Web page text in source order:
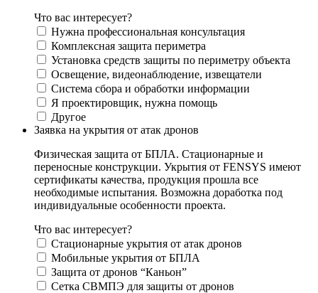
Что вас интересует?
Нужна профессиональная консультация
Комплексная защита периметра
Установка средств защиты по периметру объекта
Освещение, видеонаблюдение, извещатели
Система сбора и обработки информации
Я проектировщик, нужна помощь
Другое
Заявка на укрытия от атак дронов
Физическая защита от БПЛА. Стационарные и
переносные конструкции. Укрытия от FENSYS имеют
сертификаты качества, продукция прошла все
необходимые испытания. Возможна доработка под
индивидуальные особенности проекта.
Что вас интересует?
Стационарные укрытия от атак дронов
Мобильные укрытия от БПЛА
Защита от дронов “Каньон”
Сетка СВМПЭ для защиты от дронов